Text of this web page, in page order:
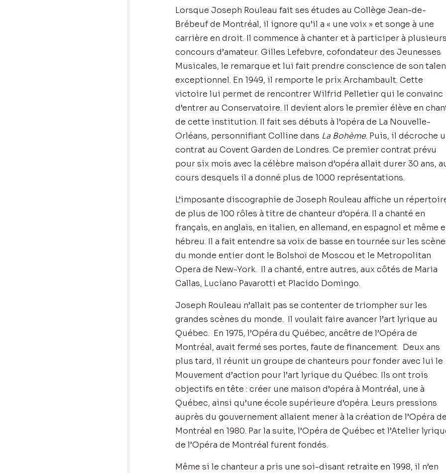
Lorsque Joseph Rouleau fait ses études au Collège Jean-de-
Brébeuf de Montréal, il ignore qu’il a « une voix » et songe à une
carrière en droit. Il commence à chanter et à participer à plusieurs
concours d’amateur. Gilles Lefebvre, cofondateur des Jeunesses
Musicales, le remarque et lui fait prendre conscience de son
exceptionnel. En 1949, il remporte le prix Archambault. Cette
victoire lui permet de rencontrer Wilfrid Pelletier qui le convainc
d’entrer au Conservatoire. Il devient alors le premier élève en
de cette institution. Il fait ses débuts à l’opéra de La Nouvelle-
Orléans, personnifiant Colline dans La Bohème. Puis, il décroche
contrat au Covent Garden de Londres. Ce premier contrat prévu
pour six mois avec la célèbre maison d’opéra allait durer 30 ans,
cours desquels il a donné plus de 1000 représentations.
L’imposante discographie de Joseph Rouleau affiche un
de plus de 100 rôles à titre de chanteur d’opéra. Il a chanté en
français, en anglais, en italien, en allemand, en espagnol et même
hébreu. Il a fait entendre sa voix de basse en tournée sur les
du monde entier dont le Bolshoï de Moscou et le Metropolitan
Opera de New-York. Il a chanté, entre autres, aux côtés de Maria
Callas, Luciano Pavarotti et Placido Domingo.
Joseph Rouleau n’allait pas se contenter de triompher sur les
grandes scènes du monde. Il voulait faire avancer l’art lyrique au
Québec. En 1975, l’Opéra du Québec, ancêtre de l’Opéra de
Montréal, avait fermé ses portes, faute de financement. Deux ans
plus tard, il réunit un groupe de chanteurs pour fonder avec lui le
Mouvement d’action pour l’art lyrique du Québec. Ils ont trois
objectifs en tête : créer une maison d’opéra à Montréal, une à
Québec, ainsi qu’une école supérieure d’opéra. Leurs pressions
auprès du gouvernement allaient mener à la création de l’Opéra de
Montréal en 1980. Par la suite, l’Opéra de Québec et l’Atelier
de l’Opéra de Montréal furent fondés.
Même si le chanteur a pris une soi-disant retraite en 1998, il n’en